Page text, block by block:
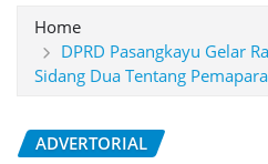
Home
DPRD Pasangkayu Gelar
Sidang Dua Tentang
ADVERTORIAL